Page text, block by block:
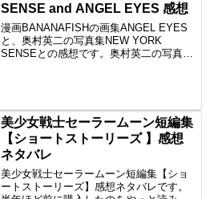
SENSE and ANGEL EYES 感想
漫画BANANAFISHの画集ANGEL EYES
と、奥村英二の写真集NEW YORK
SENSEとの感想です。奥村英二の写真集
美少女戦士セーラームーン短編集
【ショートストーリーズ 】感想
ネタバレ
美少女戦士セーラームーン短編集【ショ
ートストーリーズ】感想ネタバレです。